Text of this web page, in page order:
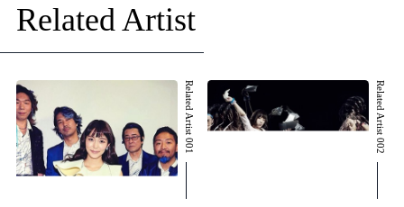
Related Artist
Related Artist 001 Related Artist 002